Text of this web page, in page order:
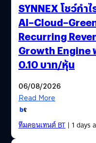
SYNNEX โชว์กำ
Recurring
Growth Engine
0.10 บาท/หุ้น
06/08/2026
Read More
ทีมคอนเทนต์ BT| 1 days